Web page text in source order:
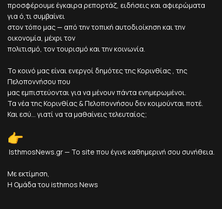
προσφέρουμε έγκαιρα ρεπορτάζ, ειδήσεις και αφιερώματα
για ό,τι συμβαίνει
στον τόπο μας — από την τοπική αυτοδιοίκηση και την
οικονομία, μέχρι τον
πολιτισμό, τον τουρισμό και την κοινωνία.
Το κοινό μας είναι ενεργοί δημότες της Κορινθίας , της
Πελοποννήσου που
μας εμπιστεύονται για να μένουν πάντα ενημερωμένοι.
Τα νέα της Κορινθίας & Πελοποννήσου δεν κοιμούνται ποτέ.
Και εσύ... γιατί να τα μαθαίνεις τελευταίος;
IsthmosNews.gr — Το site που έγινε καθημερινή σου συνήθεια.
Με εκτίμηση,
Η Ομάδα του isthmos News